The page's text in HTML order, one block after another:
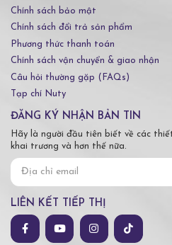
Chính sách bảo mật
Chính sách đổi trả sản phẩm
Phương thức thanh toán
Chính sách vận chuyển & giao nhận
Câu hỏi thường gặp (FAQs)
Tạp chí Nuty
ĐĂNG KÝ NHẬN BẢN TIN
Hãy là người đầu tiên biết về các
khai trương và hơn thế nữa.
LIÊN KẾT TIẾP THỊ